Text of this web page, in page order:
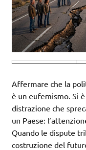
Affermare che la
è un eufemismo. Si
distrazione che
un Paese:
Quando le dispute
costruzione del